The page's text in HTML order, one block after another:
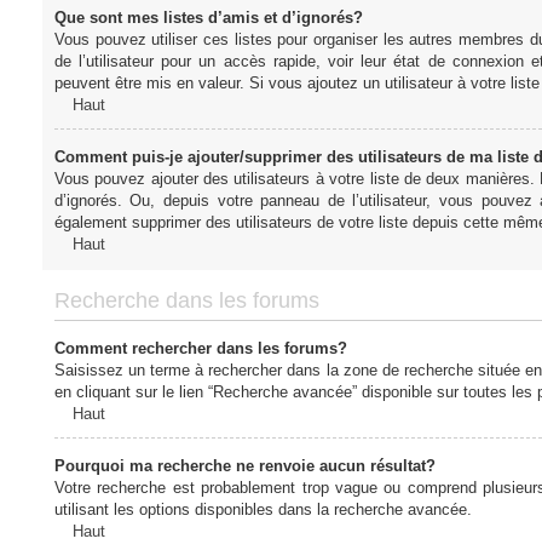
Que sont mes listes d’amis et d’ignorés?
Vous pouvez utiliser ces listes pour organiser les autres membres
de l’utilisateur pour un accès rapide, voir leur état de connexion
peuvent être mis en valeur. Si vous ajoutez un utilisateur à votre
Haut
Comment puis-je ajouter/supprimer des utilisateurs de ma liste
Vous pouvez ajouter des utilisateurs à votre liste de deux
d’ignorés. Ou, depuis votre panneau de l’utilisateur, vous
également supprimer des utilisateurs de votre liste depuis cette
Haut
Recherche dans les forums
Comment rechercher dans les forums?
Saisissez un terme à rechercher dans la zone de recherche située
en cliquant sur le lien “Recherche avancée” disponible sur toutes
Haut
Pourquoi ma recherche ne renvoie aucun résultat?
Votre recherche est probablement trop vague ou comprend
utilisant les options disponibles dans la recherche avancée.
Haut